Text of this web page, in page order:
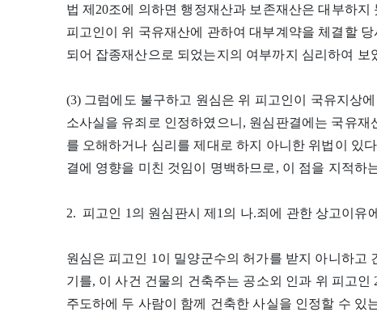
법 제20조에 의하면 행정재산과 보존재산은 대부하
피고인이 위 국유재산에 관하여 대부계약을 체결할
되어 잡종재산으로 되었는지의 여부까지 심리하여 보
(3) 그럼에도 불구하고 원심은 위 피고인이 국유지상
소사실을 유죄로 인정하였으니, 원심판결에는 국유재
를 오해하거나 심리를 제대로 하지 아니한 위법이 있
결에 영향을 미친 것임이 명백하므로, 이 점을 지적하
2. 피고인 1의 원심판시 제1의 나.죄에 관한 상고이유
원심은 피고인 1이 밀양군수의 허가를 받지 아니하고
기를, 이 사건 건물의 건축주는 공소외 인과 위 피고인
주도하에 두 사람이 함께 건축한 사실을 인정할 수 있